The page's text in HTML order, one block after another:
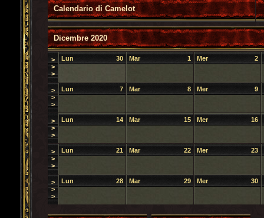
Calendario di Camelot
Dicembre 2020
>
>
>
30
Lun 1
Mar 2
Mer
>
>
>
7
Lun 8
Mar 9
Mer
>
>
>
14
Lun 15
Mar 16
Mer
>
>
>
21
Lun 22
Mar 23
Mer
>
>
>
28
Lun 29
Mar 30
Mer